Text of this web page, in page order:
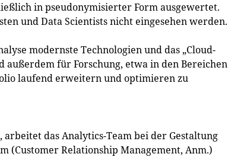
in pseudonymisierter Form ausgewertet.
und Data Scientists nicht einge­sehen werden.
modernste Technologien und das „Cloud-
für Forschung, etwa in den Bereichen
laufend erweitern und optimieren zu
das Analytics-Team bei der Gestaltung
(Customer Relationship Management, Anm.)